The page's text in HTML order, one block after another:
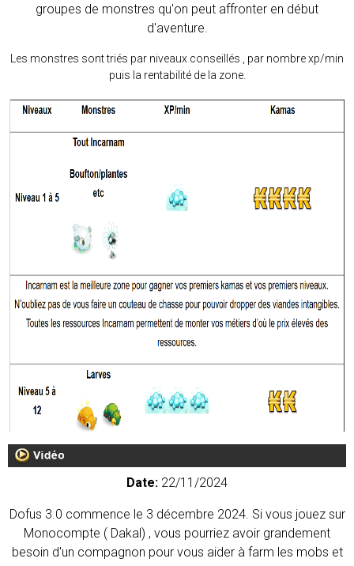
groupes de monstres qu'on peut affronter en début
d'aventure.
Les monstres sont triés par niveaux conseillés , par nombre xp/min
puis la rentabilité de la zone.
Date: 22/11/2024
Dofus 3.0 commence le 3 décembre 2024. Si vous jouez sur
Monocompte ( Dakal) , vous pourriez avoir grandement
besoin d'un compagnon pour vous aider à farm les mobs et